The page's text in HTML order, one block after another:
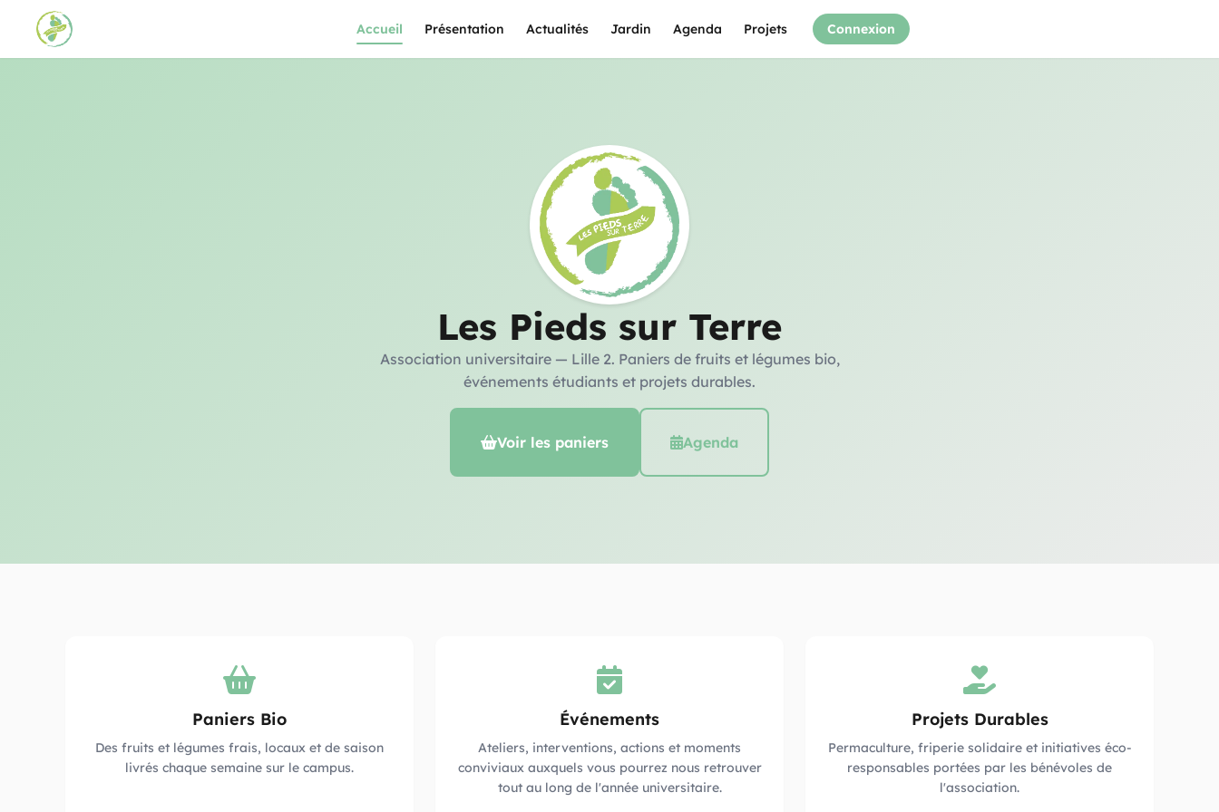
Accueil Présentation Actualités Jardin Agenda Projets Connexion
Les Pieds sur Terre
Association universitaire — Lille 2. Paniers de fruits et légumes bio,
événements étudiants et projets durables.
Voir les paniers Agenda
Paniers Bio
Des fruits et légumes frais, locaux et de saison
livrés chaque semaine sur le campus.
Événements
Ateliers, interventions, actions et moments
conviviaux auxquels vous pourrez nous retrouver
tout au long de l'année universitaire.
Projets Durables
Permaculture, friperie solidaire et initiatives éco-
responsables portées par les bénévoles de
l'association.